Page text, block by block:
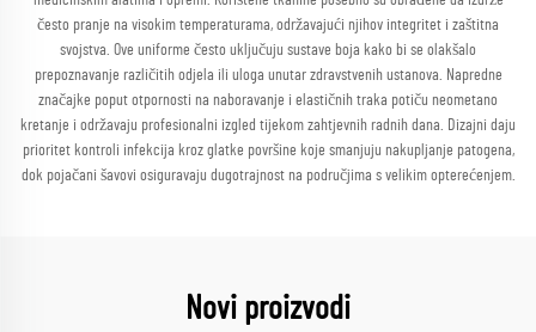
često pranje na visokim temperaturama, održavajući njihov integritet i zaštitna
svojstva. Ove uniforme često uključuju sustave boja kako bi se olakšalo
prepoznavanje različitih odjela ili uloga unutar zdravstvenih ustanova. Napredne
značajke poput otpornosti na naboravanje i elastičnih traka potiču neometano
kretanje i održavaju profesionalni izgled tijekom zahtjevnih radnih dana. Dizajni daju
prioritet kontroli infekcija kroz glatke površine koje smanjuju nakupljanje patogena,
dok pojačani šavovi osiguravaju dugotrajnost na područjima s velikim opterećenjem.
Novi proizvodi